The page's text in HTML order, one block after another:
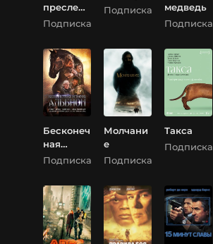
преследо
вания
Подписка
Подписка
медведь
Подписка
Бесконеч
ная
история.
Подписка
Молчани
е
Подписка
Такса
Подписка